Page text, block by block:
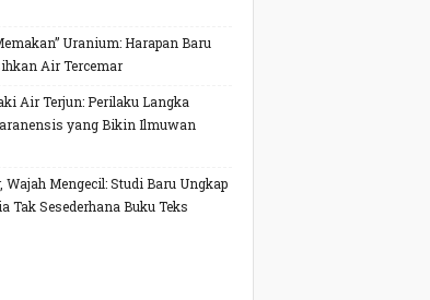
Uranium: Harapan Baru
Air Tercemar
Air Terjun: Perilaku Langka
yang Bikin Ilmuwan
Wajah Mengecil: Studi Baru Ungkap
Tak Sesederhana Buku Teks